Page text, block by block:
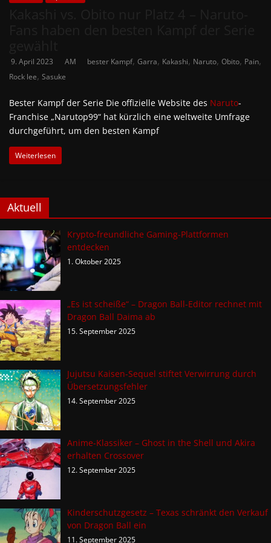
9. April 2023 AM bester Kampf, Garra, Kakashi, Naruto, Obito, Pain,
Rock lee, Sasuke
Bester Kampf der Serie Die offizielle Website des Naruto-
Franchise „Narutop99“ hat kürzlich eine weltweite Umfrage
durchgeführt, um den besten Kampf
Weiterlesen
Aktuell
Krypto-freundliche Gaming-Plattformen
entdecken
1. Oktober 2025
„Es ist scheiße“ – Dragon Ball-Editor rechnet mit
Dragon Ball Daima ab
15. September 2025
Jujutsu Kaisen-Sequel stiftet Verwirrung durch
Übersetzungsfehler
14. September 2025
Anime-Klassiker – Ghost in the Shell und Akira
erhalten Crossover
12. September 2025
Kinderschutzgesetz – Texas schränkt den Verkauf
von Dragon Ball ein
11. September 2025